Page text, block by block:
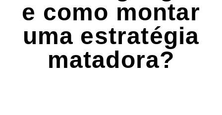
e como montar
uma estratégia
matadora?